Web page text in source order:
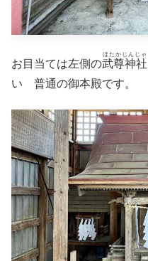
お目当ては左側の武尊神社
ほたかじんじゃ
い 普通の御本殿です。